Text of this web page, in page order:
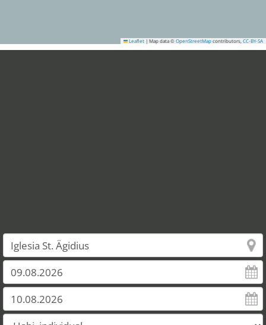
Leaflet | Map data © OpenStreetMap contributors, CC-BY-SA